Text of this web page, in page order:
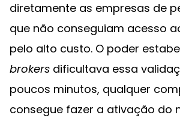
diretamente as empresas de
que não conseguiam acesso
pelo alto custo. O poder
brokers dificultava essa
poucos minutos, qualquer
consegue fazer a ativação do